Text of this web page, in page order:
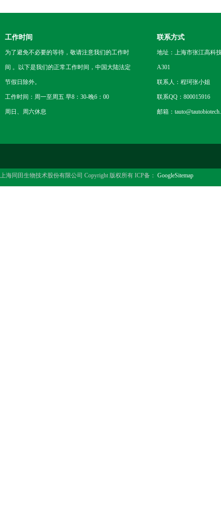
工作时间
为了避免不必要的等待，敬请注意我们的工作时
间 。以下是我们的正常工作时间，中国大陆法定
节假日除外。
工作时间：周一至周五 早8：30-晚6：00
周日、周六休息
联系方式
地址：上海市张江高科
A301
联系人：程珂张小姐
联系QQ：800015916
邮箱：
上海同田生物技术股份有限公司 Copyright 版权所有 ICP备： GoogleSitemap